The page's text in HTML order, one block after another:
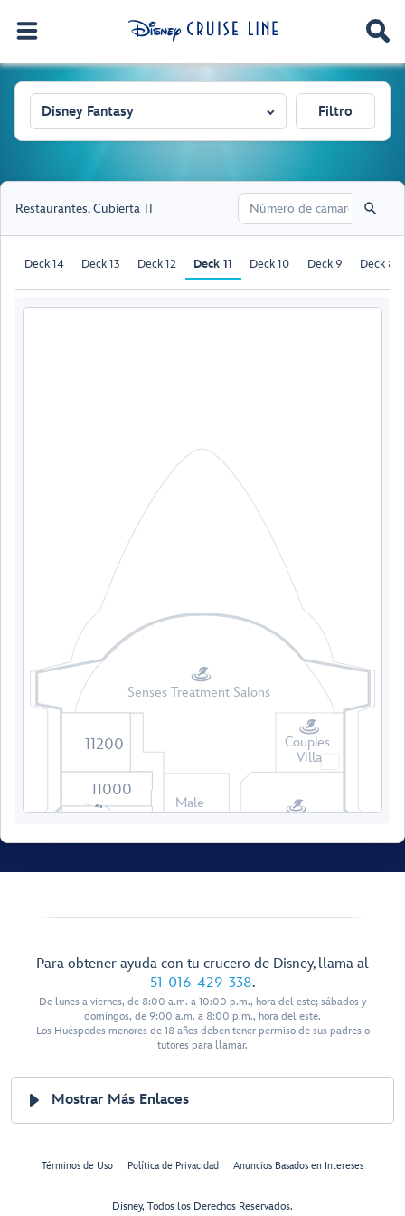
Disney Fantasy Filtro
Restaurantes,Cubierta 11
Deck 14 Deck 13 Deck 12 Deck 11 Deck 10 Deck 9 Deck 8
Male
Locker
Couples
Villa
Center
Senses
Senses Treatment Salons
11000
11200
11012
11014
11018
Para obtener ayuda con tu crucero de Disney, llama al
51-016-429-338.
De lunes a viernes, de 8:00 a.m. a 10:00 p.m., hora del este; sábados y
domingos, de 9:00 a.m. a 8:00 p.m., hora del este.
Los Huéspedes menores de 18 años deben tener permiso de sus padres o
tutores para llamar.
Mostrar Más Enlaces
Términos de Uso Política de Privacidad Anuncios Basados en Intereses
Disney, Todos los Derechos Reservados.